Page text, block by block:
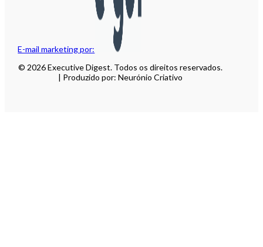
E-mail marketing por:
© 2026 Executive Digest. Todos os direitos reservados.
| Produzido por: Neurónio Criativo